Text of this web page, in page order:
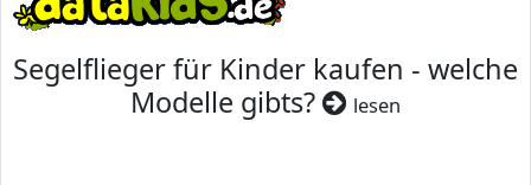
Segelflieger für Kinder kaufen - welche
Modelle gibts?
lesen